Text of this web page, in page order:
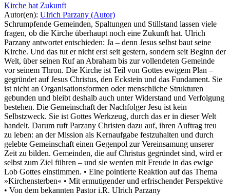
Kirche hat Zukunft
Autor(en): Ulrich Parzany (Autor)
Schrumpfende Gemeinden, Spaltungen und Stillstand lassen viele
fragen, ob die Kirche überhaupt noch eine Zukunft hat. Ulrich
Parzany antwortet entschieden: Ja – denn Jesus selbst baut seine
Kirche. Und das tut er nicht erst seit gestern, sondern seit Beginn der
Welt, über seinen Ruf an Abraham bis zur vollendeten Gemeinde
vor seinem Thron. Die Kirche ist Teil von Gottes ewigem Plan –
gegründet auf Jesus Christus, den Eckstein und das Fundament. Sie
ist nicht an Organisationsformen oder menschliche Strukturen
gebunden und bleibt deshalb auch unter Widerstand und Verfolgung
bestehen. Die Gemeinschaft der Nachfolger Jesu ist kein
Selbstzweck. Sie ist Gottes Werkzeug, durch das er in dieser Welt
handelt. Darum ruft Parzany Christen dazu auf, ihren Auftrag treu
zu leben: an der Mission als Kernaufgabe festzuhalten und durch
gelebte Gemeinschaft einen Gegenpol zur Vereinsamung unserer
Zeit zu bilden. Gemeinden, die auf Christus gegründet sind, wird er
selbst zum Ziel führen – und sie werden mit Freude in das ewige
Lob Gottes einstimmen. • Eine pointierte Reaktion auf das Thema
»Kirchensterben« • Mit ermutigender und erfrischender Perspektive
• Von dem bekannten Pastor i.R. Ulrich Parzany